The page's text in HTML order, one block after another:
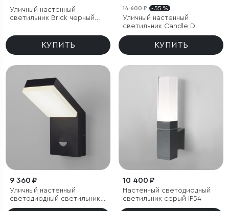
Уличный настенный
светильник Brick черный
КУПИТЬ
14 600 ₽ - 55 %
Уличный настенный
светильник Candle D
КУПИТЬ
9 360 ₽
Уличный настенный
светодиодный светильник
Sensor IP54 с датчиком
10 400 ₽
Настенный светодиодный
светильник cерый IP54